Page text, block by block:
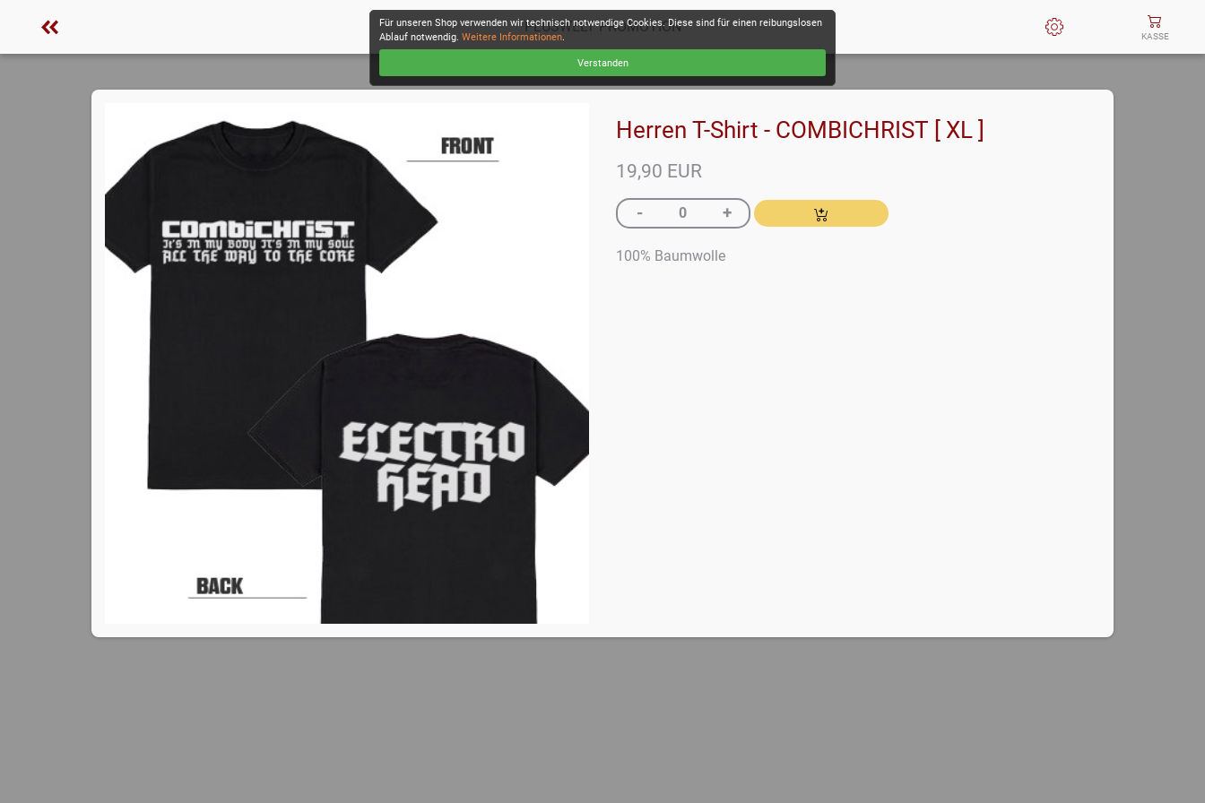
PLUSWELT PROMOTION
KASSE
Herren T-Shirt - COMBICHRIST [ XL ]
19,90 EUR
100% Baumwolle
Für unseren Shop verwenden wir technisch notwendige Cookies. Diese sind für einen reibungslosen
Ablauf notwendig. Weitere Informationen.
Verstanden